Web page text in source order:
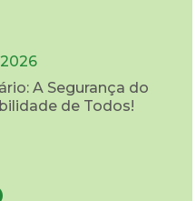
2026
A Segurança do
de Todos!